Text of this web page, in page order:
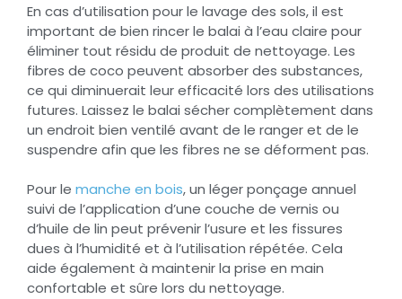
En cas d’utilisation pour le lavage des sols, il est
important de bien rincer le balai à l’eau claire pour
éliminer tout résidu de produit de nettoyage. Les
fibres de coco peuvent absorber des substances,
ce qui diminuerait leur efficacité lors des utilisations
futures. Laissez le balai sécher complètement dans
un endroit bien ventilé avant de le ranger et de le
suspendre afin que les fibres ne se déforment pas.
Pour le manche en bois, un léger ponçage annuel
suivi de l’application d’une couche de vernis ou
d’huile de lin peut prévenir l’usure et les fissures
dues à l’humidité et à l’utilisation répétée. Cela
aide également à maintenir la prise en main
confortable et sûre lors du nettoyage.